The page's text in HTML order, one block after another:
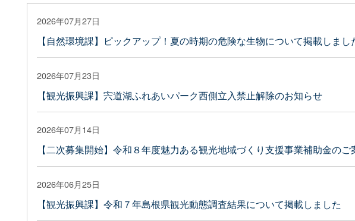
2026年07月27日
【自然環境課】ピックアップ！夏の時期の危険な生物について掲載しまし
2026年07月23日
【観光振興課】宍道湖ふれあいパーク西側立入禁止解除のお知らせ
2026年07月14日
【二次募集開始】令和８年度魅力ある観光地域づくり支援事業補助金のご
2026年06月25日
【観光振興課】令和７年島根県観光動態調査結果について掲載しました